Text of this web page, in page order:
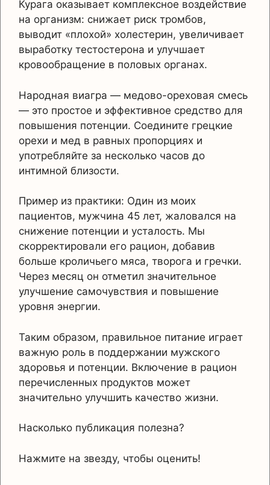
Курага оказывает комплексное воздействие
на организм: снижает риск тромбов,
выводит «плохой» холестерин, увеличивает
выработку тестостерона и улучшает
кровообращение в половых органах.
Народная виагра — медово-ореховая смесь
— это простое и эффективное средство для
повышения потенции. Соедините грецкие
орехи и мед в равных пропорциях и
употребляйте за несколько часов до
интимной близости.
Пример из практики: Один из моих
пациентов, мужчина 45 лет, жаловался на
снижение потенции и усталость. Мы
скорректировали его рацион, добавив
больше кроличьего мяса, творога и гречки.
Через месяц он отметил значительное
улучшение самочувствия и повышение
уровня энергии.
Таким образом, правильное питание играет
важную роль в поддержании мужского
здоровья и потенции. Включение в рацион
перечисленных продуктов может
значительно улучшить качество жизни.
Насколько публикация полезна?
Нажмите на звезду, чтобы оценить!